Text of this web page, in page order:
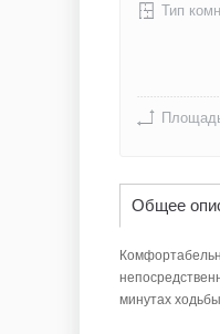
Тип
Общее
минутах